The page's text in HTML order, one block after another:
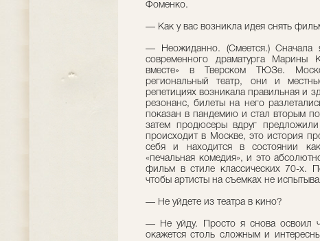
Фоменко.
— Как у вас возникла идея снять
— Неожиданно. (Смеется.) Сначала
современного драматурга Марины
вместе» в Тверском ТЮЗе.
региональный театр, они и
репетициях возникала правильная и
резонанс, билеты на него
показан в пандемию и стал вторым
затем продюсеры вдруг
происходит в Москве, это история
себя и находится в состоянии
«печальная комедия», и это
фильм в стиле классических 70-х.
чтобы артисты на съемках не
— Не уйдете из театра в кино?
— Не уйду. Просто я снова освоил
окажется столь сложным и